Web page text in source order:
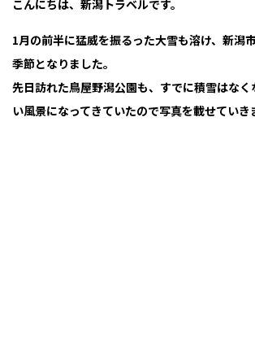
こんにちは、新潟トラベルです。
1月の前半に猛威を振るった大雪も溶け、新潟
季節となりました。
先日訪れた鳥屋野潟公園も、すでに積雪はなく
い風景になってきていたので写真を載せていき